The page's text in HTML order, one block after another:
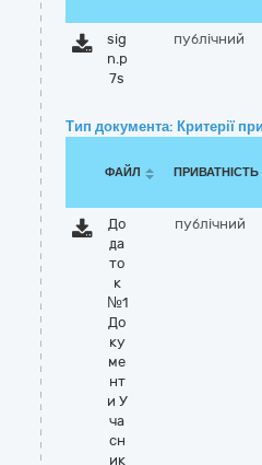
sig
n.p
7s
публічний
Тип документа: Критерії
ФАЙЛ ПРИВАТНІСТЬ
До
да
то
к
№1
До
ку
ме
нт
и У
ча
сн
ик
публічний